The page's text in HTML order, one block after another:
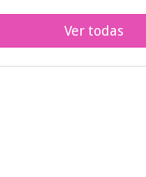
Ver todas